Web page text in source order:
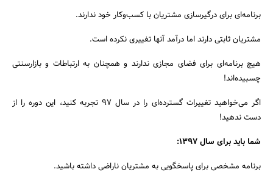
جستجو
برنامه‌ای برای درگیرسازی مشتریان با کسب‌وکار خود ندارند.
مشتریان ثابتی دارند اما درآمد آنها تغییری نکرده است.
هیچ برنامه‌ای برای فضای مجازی ندارند و همچنان به ارتباطات و بازارسنتی
چسبیده‌اند!
اگر می‌خواهید تغییرات گسترده‌ای را در سال ۹۷ تجربه کنید، این دوره را از
دست ندهید!
شما باید برای سال ۱۳۹۷:
برنامه مشخصی برای پاسخگویی به مشتریان ناراضی داشته باشید.